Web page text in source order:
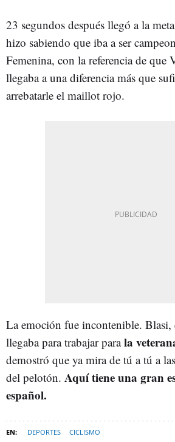
23 segundos después llegó a la
hizo sabiendo que iba a ser
Femenina, con la referencia de que
llegaba a una diferencia más que
arrebatarle el maillot rojo.
La emoción fue incontenible. Blasi,
llegaba para trabajar parala
demostró que ya mira de tú a tú a
del pelotón. Aquí tiene una gran
español.
DEPORTES CICLISMO